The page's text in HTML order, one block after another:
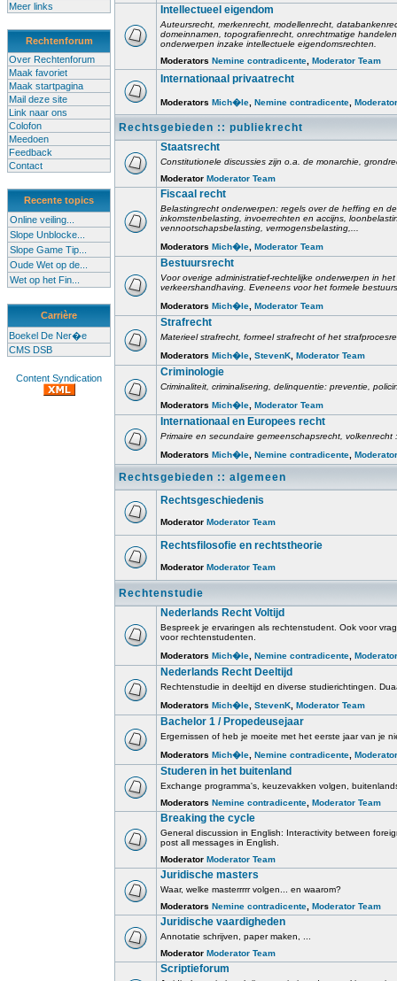
Meer links
Rechtenforum
Over Rechtenforum
Maak favoriet
Maak startpagina
Mail deze site
Link naar ons
Colofon
Meedoen
Feedback
Contact
Recente topics
Online veiling...
Slope Unblocke...
Slope Game Tip...
Oude Wet op de...
Wet op het Fin...
Carrière
Boekel De Ner�e
CMS DSB
Content Syndication
Intellectueel eigendom
Auteursrecht, merkenrecht, modellenrecht,
domeinnamen, topografienrecht, onrechtmatige
onderwerpen inzake intellectuele eigendomsrechten.
Moderators Nemine contradicente Moderator Team
Internationaal privaatrecht
Moderators Mich�le Nemine contradicente
Rechtsgebieden :: publiekrecht
Staatsrecht
Constitutionele discussies zijn o.a. de monarchie,
Moderator Moderator Team
Fiscaal recht
Belastingrecht onderwerpen: regels over de heffing en
inkomstenbelasting, invoerrechten en accijns,
vennootschapsbelasting, vermogensbelasting,...
Moderators Mich�le Moderator Team
Bestuursrecht
Voor overige administratief-rechtelijke onderwerpen in
verkeershandhaving. Eveneens voor het formele
Moderators Mich�le Moderator Team
Strafrecht
Materieel strafrecht, formeel strafrecht of het
Moderators Mich�le StevenK Moderator Team
Criminologie
Criminaliteit, criminalisering, delinquentie: preventie,
Moderators Mich�le Moderator Team
Internationaal en Europees recht
Primaire en secundaire gemeenschapsrecht,
Moderators Mich�le Nemine contradicente
Rechtsgebieden :: algemeen
Rechtsgeschiedenis
Moderator Moderator Team
Rechtsfilosofie en rechtstheorie
Moderator Moderator Team
Rechtenstudie
Nederlands Recht Voltijd
Bespreek je ervaringen als rechtenstudent. Ook voor
voor rechtenstudenten.
Moderators Mich�le Nemine contradicente
Nederlands Recht Deeltijd
Rechtenstudie in deeltijd en diverse studierichtingen.
Moderators Mich�le StevenK Moderator Team
Bachelor 1 / Propedeusejaar
Ergernissen of heb je moeite met het eerste jaar van je
Moderators Mich�le Nemine contradicente
Studeren in het buitenland
Exchange programma's, keuzevakken volgen,
Moderators Nemine contradicente Moderator Team
Breaking the cycle
General discussion in English: Interactivity between
post all messages in English.
Moderator Moderator Team
Juridische masters
Waar, welke masterrrrr volgen... en waarom?
Moderators Nemine contradicente Moderator Team
Juridische vaardigheden
Annotatie schrijven, paper maken, ...
Moderator Moderator Team
Scriptieforum